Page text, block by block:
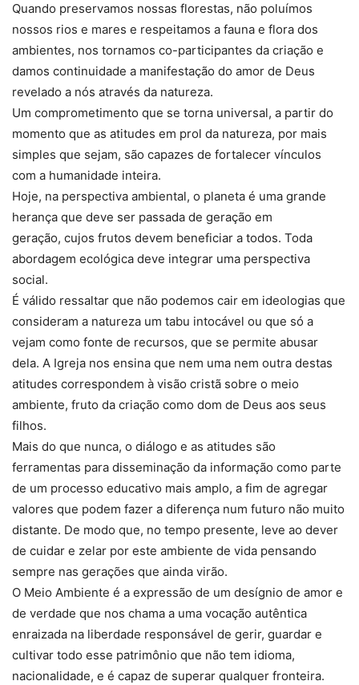
Quando preservamos nossas florestas, não poluímos
nossos rios e mares e respeitamos a fauna e flora dos
ambientes, nos tornamos co-participantes da criação e
damos continuidade a manifestação do amor de Deus
revelado a nós através da natureza.
Um comprometimento que se torna universal, a partir do
momento que as atitudes em prol da natureza, por mais
simples que sejam, são capazes de fortalecer vínculos
com a humanidade inteira.
Hoje, na perspectiva ambiental, o planeta é uma grande
herança que deve ser passada de geração em
geração, cujos frutos devem beneficiar a todos. Toda
abordagem ecológica deve integrar uma perspectiva
social.
É válido ressaltar que não podemos cair em ideologias que
consideram a natureza um tabu intocável ou que só a
vejam como fonte de recursos, que se permite abusar
dela. A Igreja nos ensina que nem uma nem outra destas
atitudes correspondem à visão cristã sobre o meio
ambiente, fruto da criação como dom de Deus aos seus
filhos.
Mais do que nunca, o diálogo e as atitudes são
ferramentas para disseminação da informação como parte
de um processo educativo mais amplo, a fim de agregar
valores que podem fazer a diferença num futuro não muito
distante. De modo que, no tempo presente, leve ao dever
de cuidar e zelar por este ambiente de vida pensando
sempre nas gerações que ainda virão.
O Meio Ambiente é a expressão de um desígnio de amor e
de verdade que nos chama a uma vocação autêntica
enraizada na liberdade responsável de gerir, guardar e
cultivar todo esse patrimônio que não tem idioma,
nacionalidade, e é capaz de superar qualquer fronteira.